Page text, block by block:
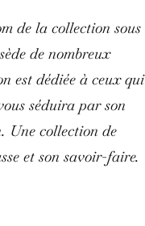
de la collection sous
de nombreux
est dédiée à ceux qui
séduira par son
Une collection de
et son savoir-faire.